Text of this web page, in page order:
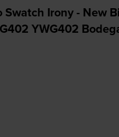
Irony - New
YWG402